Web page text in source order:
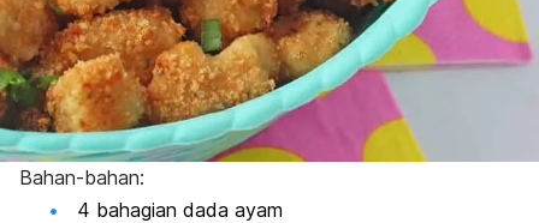
Bahan-bahan:
4 bahagian dada ayam